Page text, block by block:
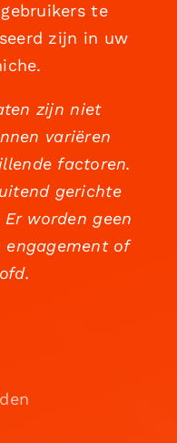
te
zijn in uw
zijn niet
variëren
factoren.
gerichte
worden geen
engagement of